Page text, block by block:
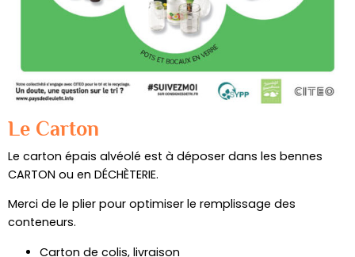
Le Carton
Le carton épais alvéolé est à déposer dans les bennes
CARTON ou en DÉCHÈTERIE.
Merci de le plier pour optimiser le remplissage des
conteneurs.
Carton de colis, livraison